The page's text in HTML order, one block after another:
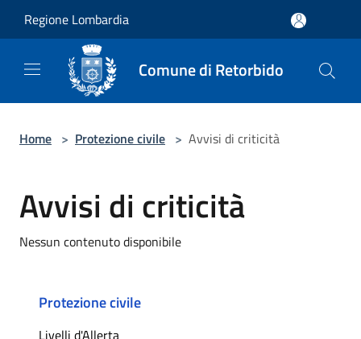
Regione Lombardia
Comune di Retorbido
Home > Protezione civile > Avvisi di criticità
Avvisi di criticità
Nessun contenuto disponibile
Protezione civile
Livelli d'Allerta